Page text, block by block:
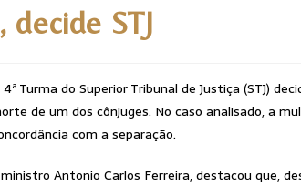
decide STJ
Turma do Superior Tribunal de Justiça (STJ)
de um dos cônjuges. No caso analisado, a
com a separação.
Antonio Carlos Ferreira, destacou que,